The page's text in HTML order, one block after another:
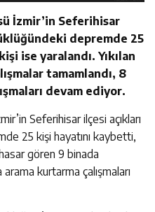
İzmir’in Seferihisar
depremde 25
ise yaralandı. Yıkılan
tamamlandı, 8
devam ediyor.
Seferihisar ilçesi açıkları
25 kişi hayatını kaybetti,
gören 9 binada
kurtarma çalışmaları